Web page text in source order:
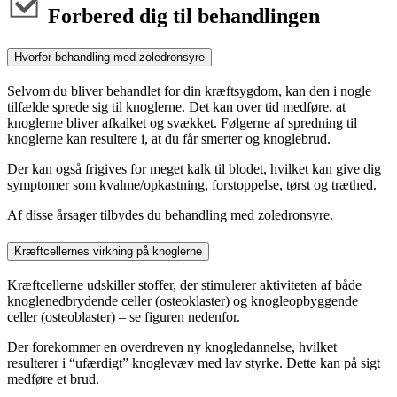
Forbered dig til behandlingen
Hvorfor behandling med zoledronsyre
Selvom du bliver behandlet for din kræftsygdom, kan den i nogle
tilfælde sprede sig til knoglerne. Det kan over tid medføre, at
knoglerne bliver afkalket og svækket. Følgerne af spredning til
knoglerne kan resultere i, at du får smerter og knoglebrud.
Der kan også frigives for meget kalk til blodet, hvilket kan give dig
symptomer som kvalme/opkastning, forstoppelse, tørst og træthed.
Af disse årsager tilbydes du behandling med zoledronsyre.
Kræftcellernes virkning på knoglerne
Kræftcellerne udskiller stoffer, der stimulerer aktiviteten af både
knoglenedbrydende celler (osteoklaster) og knogleopbyggende
celler (osteoblaster) – se figuren nedenfor.
Der forekommer en overdreven ny knogledannelse, hvilket
resulterer i “ufærdigt” knoglevæv med lav styrke. Dette kan på sigt
medføre et brud.